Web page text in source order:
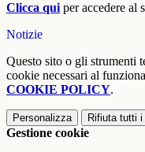
Clicca qui per accedere al
Notizie
Questo sito o gli strumenti
cookie necessari al
COOKIE POLICY.
Personalizza Rifiuta tutti i
Gestione cookie